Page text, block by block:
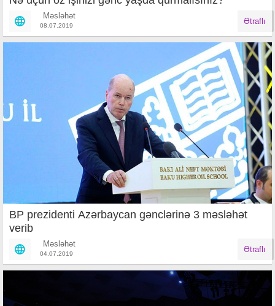
Məsləhət
08.07.2019 Ətraflı
BP prezidenti Azərbaycan gənclərinə 3 məsləhət
verib
Məsləhət
04.07.2019 Ətraflı